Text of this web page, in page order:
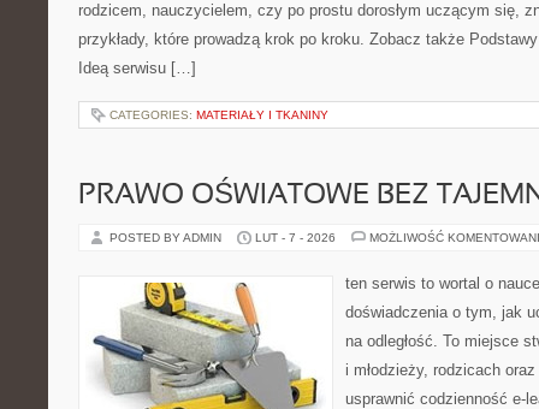
rodzicem, nauczycielem, czy po prostu dorosłym uczącym się,
przykłady, które prowadzą krok po kroku. Zobacz także
Ideą serwisu […]
CATEGORIES: MATERIAŁY I TKANINY
PRAWO OŚWIATOWE BEZ
POSTED BY ADMIN LUT - 7 - 2026 MOŻLIWOŚĆ
ten serwis to wortal o
doświadczenia o tym, jak
na odległość. To miejsce
i młodzieży, rodzicach
usprawnić codzienność e-